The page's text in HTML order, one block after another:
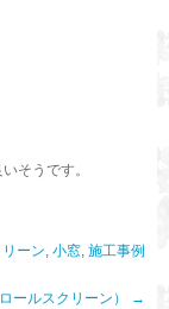
そうです。
ーン, 小窓, 施工事例
ールスクリーン）
→